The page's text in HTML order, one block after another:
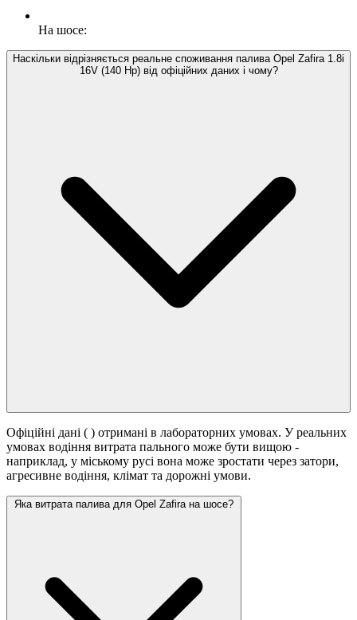
На шосе:
Наскільки відрізняється реальне споживання палива Opel Zafira 1.8i
16V (140 Hp) від офіційних даних і чому?
Офіційні дані ( ) отримані в лабораторних умовах. У реальних
умовах водіння витрата пального може бути вищою -
наприклад, у міському русі вона може зростати через затори,
агресивне водіння, клімат та дорожні умови.
Яка витрата палива для Opel Zafira на шосе?